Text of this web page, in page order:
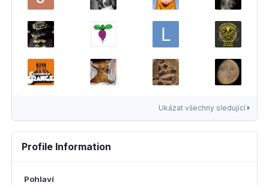
Ukázat všechny sledující
Profile Information
Pohlaví